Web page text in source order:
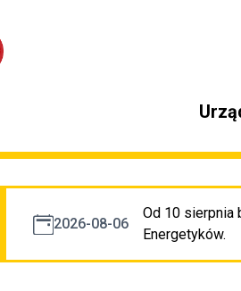
2026-08-06
Od 10 sierpnia
Energetyków.